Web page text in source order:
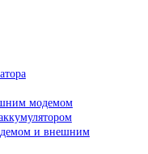
модемом
и внешним